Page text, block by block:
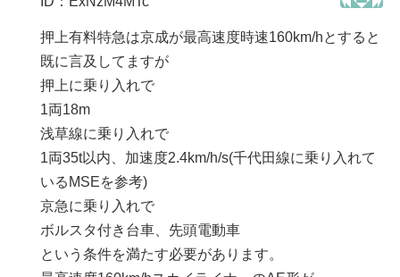
押上有料特急は京成が最高速度時速160km/hとすると
既に言及してますが
押上に乗り入れで
1両18m
浅草線に乗り入れで
1両35t以内、加速度2.4km/h/s(千代田線に乗り入れて
いるMSEを参考)
京急に乗り入れで
ボルスタ付き台車、先頭電動車
という条件を満たす必要があります。